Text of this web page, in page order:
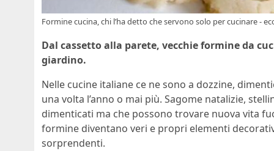
Formine cucina, chi l’ha detto che servono solo per cucinare -
Dal cassetto alla parete, vecchie formine da
giardino.
Nelle cucine italiane ce ne sono a dozzine,
una volta l’anno o mai più. Sagome natalizie,
dimenticati ma che possono trovare nuova vita
formine diventano veri e propri elementi
sorprendenti.